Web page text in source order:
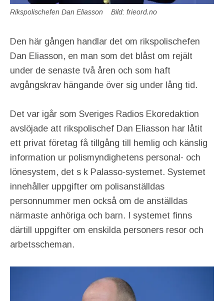
Rikspolischefen Dan Eliasson Bild: frieord.no
Den här gången handlar det om rikspolischefen
Dan Eliasson, en man som det blåst om rejält
under de senaste två åren och som haft
avgångskrav hängande över sig under lång tid.
Det var igår som Sveriges Radios Ekoredaktion
avslöjade att rikspolischef Dan Eliasson har låtit
ett privat företag få tillgång till hemlig och känslig
information ur polismyndighetens personal- och
lönesystem, det s k Palasso-systemet. Systemet
innehåller uppgifter om polisanställdas
personnummer men också om de anställdas
närmaste anhöriga och barn. I systemet finns
därtill uppgifter om enskilda personers resor och
arbetsscheman.